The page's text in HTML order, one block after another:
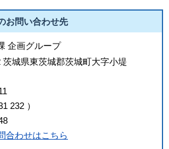
お問い合わせ先
企画グループ
茨城県東茨城郡茨城町大字小堤
232 ）
合わせはこちら